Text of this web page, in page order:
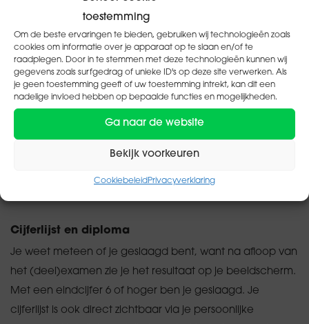
toestemming
Om de beste ervaringen te bieden, gebruiken wij technologieën zoals
cookies om informatie over je apparaat op te slaan en/of te
raadplegen. Door in te stemmen met deze technologieën kunnen wij
gegevens zoals surfgedrag of unieke ID's op deze site verwerken. Als
je geen toestemming geeft of uw toestemming intrekt, kan dit een
nadelige invloed hebben op bepaalde functies en mogelijkheden.
Ga naar de website
Bekijk voorkeuren
CookiebeleidPrivacyverklaring
3600 BG, Maarssen) of mail deze naar
examens@pharmacon.nl.
Voorbereiden op je examen
Pharmacon helpt je graag bij de voorbereiding op je
handige tips , maar ook met
om je kennis te testen. Vergeet ook niet om de
exameneisen goed door te nemen. Je kunt hier
voor alle examenmodules van Drogist
Cijferlijst en diploma
Je weet meteen of je geslaagd bent, want na afloop van
het (deel)examen zie je het resultaat op je beeldscherm.
Met een eindcijfer 6 of hoger ben je geslaagd. Je
cijferlijst is ook direct zichtbaar via je persoonlijke